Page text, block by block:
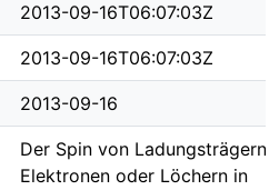
2013-09-16T06:07:03Z
2013-09-16T06:07:03Z
2013-09-16
Der Spin von Ladungsträgern,
Elektronen oder Löchern in